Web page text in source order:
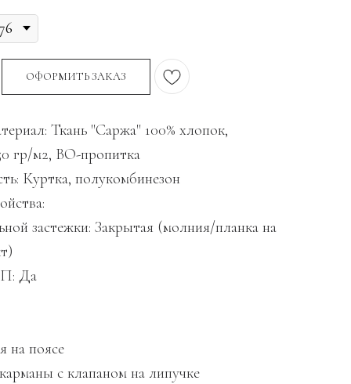
ОФОРМИТЬ ЗАКАЗ
Ткань "Саржа" 100% хлопок,
гр/м2, ВО-пропитка
Куртка, полукомбинезон
застежки: Закрытая (молния/планка на
Да
на поясе
с клапаном на липучке